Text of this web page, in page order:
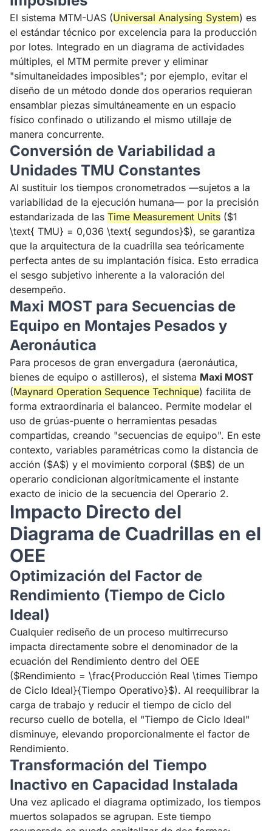
El sistema MTM-UAS (Universal Analysing System) es
el estándar técnico por excelencia para la producción
por lotes. Integrado en un diagrama de actividades
múltiples, el MTM permite prever y eliminar
"simultaneidades imposibles"; por ejemplo, evitar el
diseño de un método donde dos operarios requieran
ensamblar piezas simultáneamente en un espacio
físico confinado o utilizando el mismo utillaje de
manera concurrente.
Conversión de Variabilidad a
Unidades TMU Constantes
Al sustituir los tiempos cronometrados —sujetos a la
variabilidad de la ejecución humana— por la precisión
estandarizada de las Time Measurement Units ($1
\text{ TMU} = 0,036 \text{ segundos}$), se garantiza
que la arquitectura de la cuadrilla sea teóricamente
perfecta antes de su implantación física. Esto erradica
el sesgo subjetivo inherente a la valoración del
desempeño.
Maxi MOST para Secuencias de
Equipo en Montajes Pesados y
Aeronáutica
Para procesos de gran envergadura (aeronáutica,
bienes de equipo o astilleros), el sistema Maxi MOST
(Maynard Operation Sequence Technique) facilita de
forma extraordinaria el balanceo. Permite modelar el
uso de grúas-puente o herramientas pesadas
compartidas, creando "secuencias de equipo". En este
contexto, variables paramétricas como la distancia de
acción ($A$) y el movimiento corporal ($B$) de un
operario condicionan algorítmicamente el instante
exacto de inicio de la secuencia del Operario 2.
Impacto Directo del
Diagrama de Cuadrillas en el
OEE
Optimización del Factor de
Rendimiento (Tiempo de Ciclo
Ideal)
Cualquier rediseño de un proceso multirrecurso
impacta directamente sobre el denominador de la
ecuación del Rendimiento dentro del OEE
($Rendimiento = \frac{Producción Real \times Tiempo
de Ciclo Ideal}{Tiempo Operativo}$). Al reequilibrar la
carga de trabajo y reducir el tiempo de ciclo del
recurso cuello de botella, el "Tiempo de Ciclo Ideal"
disminuye, elevando proporcionalmente el factor de
Rendimiento.
Transformación del Tiempo
Inactivo en Capacidad Instalada
Una vez aplicado el diagrama optimizado, los tiempos
muertos solapados se agrupan. Este tiempo